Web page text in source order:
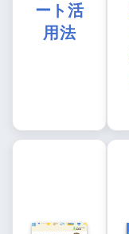
ート活
用法